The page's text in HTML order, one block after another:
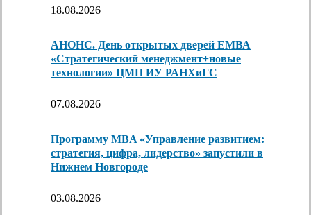
18.08.2026
АНОНС. День открытых дверей ЕМВА
«Стратегический менеджмент+новые
технологии» ЦМП ИУ РАНХиГС
07.08.2026
Программу MBA «Управление развитием:
стратегия, цифра, лидерство» запустили в
Нижнем Новгороде
03.08.2026